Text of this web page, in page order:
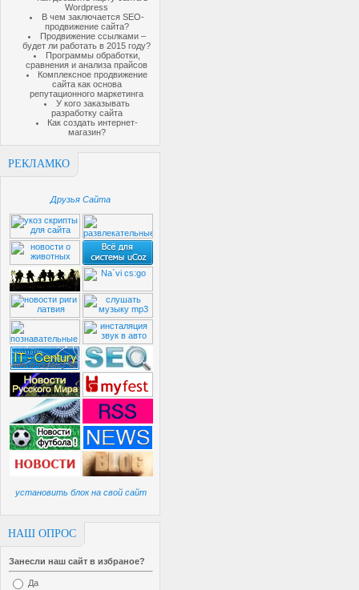
Wordpress
В чем заключается SEO-
продвижение сайта?
Продвижение ссылками –
будет ли работать в 2015 году?
Программы обработки,
сравнения и анализа прайсов
Комплексное продвижение
сайта как основа
репутационного маркетинга
У кого заказывать
разработку сайта
Как создать интернет-
магазин?
РЕКЛАМКО
Друзья Сайта
установить блок на свой сайт
НАШ ОПРОС
Занесли наш сайт в избраное?
Да